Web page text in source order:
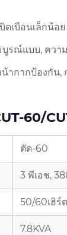
ดเบือนเล็กน้อย
บูรณ์แบบ, คว
ากากป้องกัน,
60/
ตัด-60
3 พีเอช,
50/60เฮิร์ต
7.8KVA